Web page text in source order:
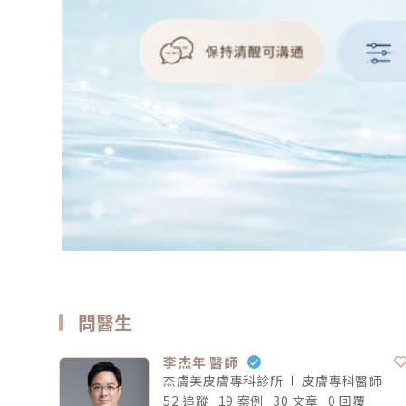
問醫生
李杰年 醫師
杰膚美皮膚專科診所 皮膚專科醫師
52 追蹤 19 案例 30 文章 0 回覆